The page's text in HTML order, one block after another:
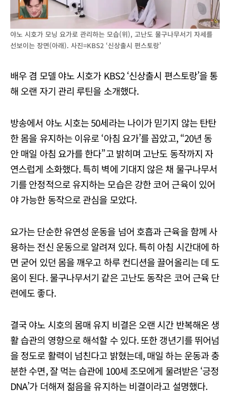
야노 시호가 모닝 요가로 관리하는 모습(위), 고난도 물구나무서기 자세를
선보이는 장면(아래). 사진=KBS2 ‘신상출시 편스토랑’
배우 겸 모델 야노 시호가 KBS2 ‘신상출시 편스토랑’을 통
해 오랜 자기 관리 루틴을 소개했다.
방송에서 야노 시호는 50세라는 나이가 믿기지 않는 탄탄
한 몸을 유지하는 이유로 ‘아침 요가’를 꼽았고, “20년 동
안 매일 아침 요가를 한다”고 밝히며 고난도 동작까지 자
연스럽게 소화했다. 특히 벽에 기대지 않은 채 물구나무서
기를 안정적으로 유지하는 모습은 강한 코어 근육이 있어
야 가능한 동작으로 관심을 모았다.
요가는 단순한 유연성 운동을 넘어 호흡과 근육을 함께 사
용하는 전신 운동으로 알려져 있다. 특히 아침 시간대에 하
면 굳어 있던 몸을 깨우고 하루 컨디션을 끌어올리는 데 도
움이 된다. 물구나무서기 같은 고난도 동작은 코어 근육 단
련에도 좋다.
결국 야노 시호의 몸매 유지 비결은 오랜 시간 반복해온 생
활 습관의 영향으로 해석할 수 있다. 또한 갱년기를 뛰어넘
을 정도로 활력이 넘친다고 밝혔는데, 매일 하는 운동과 충
분한 수면, 잘 먹는 습관에 100세 조모에게 물려받은 ‘긍정
DNA’가 더해져 젊음을 유지하는 비결이라고 설명했다.